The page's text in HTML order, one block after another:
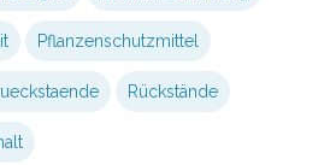
Pflanzenschutzmittel
Rückstände